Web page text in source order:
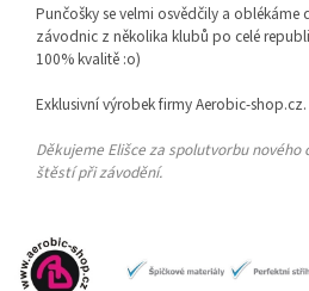
Punčošky se velmi osvědčily a
závodnic z několika klubů po celé
100% kvalitě :o)
Exklusivní výrobek firmy Aerobic-shop.cz.
Děkujeme Elišce za spolutvorbu nového
štěstí při závodění.